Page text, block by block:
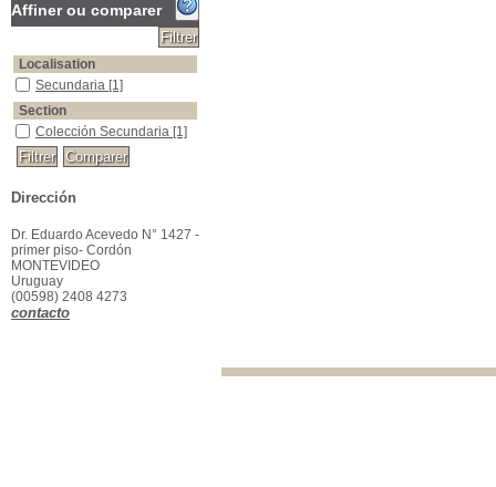
Affiner ou comparer
Localisation
Secundaria [1]
Section
Colección Secundaria [1]
Dirección
Dr. Eduardo Acevedo N° 1427 -
primer piso- Cordón
MONTEVIDEO
Uruguay
(00598) 2408 4273
contacto